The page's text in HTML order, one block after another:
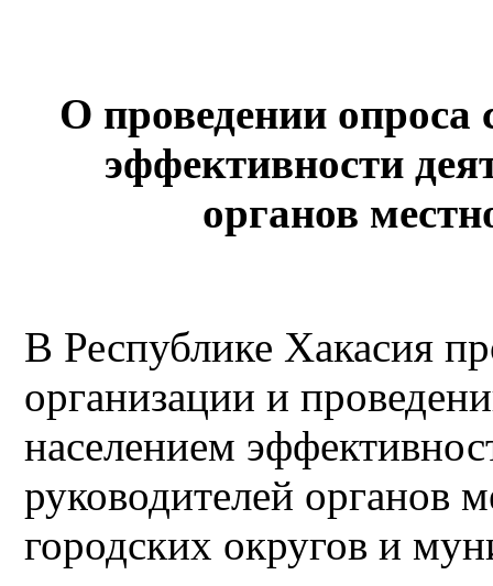
О проведении опроса
эффективности
органов
В Республике Хакасия
организации и
населением
руководителей органов
городских округов и